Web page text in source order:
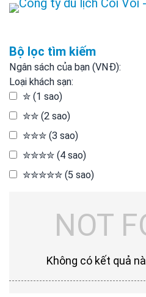
NOT
Không có kết quả
Bộ lọc tìm kiếm
Ngân sách của bạn (VNĐ):
Loại khách sạn:
✮ (1 sao)
✮✮ (2 sao)
✮✮✮ (3 sao)
✮✮✮✮ (4 sao)
✮✮✮✮✮ (5 sao)